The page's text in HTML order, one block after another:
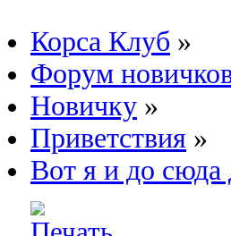
Корса Клуб »
Форум
Новичку »
Приветствия »
Вот я и до сюда